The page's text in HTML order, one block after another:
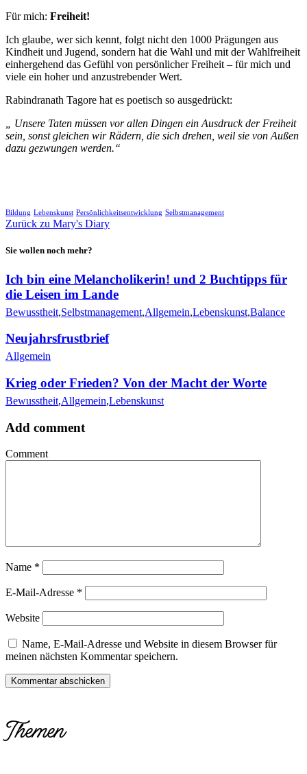
Für mich: Freiheit!
Ich glaube, wer sich kennt, folgt nicht den 1000 Prägungen aus
Kindheit und Jugend, sondern hat die Wahl und mit der Wahlfreiheit
einhergehend das Gefühl von persönlicher Freiheit – für mich und
viele ein hoher und anzustrebender Wert.
Rabindranath Tagore hat es poetisch so ausgedrückt:
„ Unsere Taten müssen vor allen Dingen ein Ausdruck der Freiheit
sein, sonst gleichen wir Rädern, die sich drehen, weil sie von Außen
dazu gezwungen werden.“
Bildung Lebenskunst Persönlichkeitsentwicklung Selbstmanagement
Zurück zu Mary's Diary
Sie wollen noch mehr?
Ich bin eine Melancholikerin! und 2 Buchtipps für
die Leisen im Lande
Bewusstheit,Selbstmanagement,Allgemein,Lebenskunst,Balance
Neujahrsfrustbrief
Allgemein
Krieg oder Frieden? Von der Macht der Worte
Bewusstheit,Allgemein,Lebenskunst
Add comment
Comment
Name *
E-Mail-Adresse *
Website
Name, E-Mail-Adresse und Website in diesem Browser für
meinen nächsten Kommentar speichern.
Themen